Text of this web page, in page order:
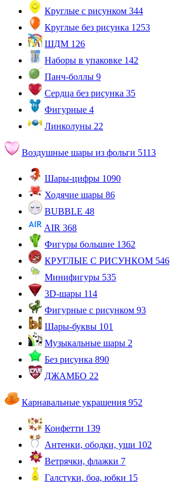
Круглые с рисунком 344
Круглые без рисунка 1253
ШДМ 126
Наборы в упаковке 142
Панч-боллы 9
Сердца без рисунка 35
Фигурные 4
Линколуны 22
Воздушные шары из фольги 5113
Шары-цифры 1090
Ходячие шары 86
BUBBLE 48
AIR 368
Фигуры большие 1362
КРУГЛЫЕ С РИСУНКОМ 546
Минифигуры 535
3D-шары 114
Фигурные с рисунком 93
Шары-буквы 101
Музыкальные шары 2
Без рисунка 890
ДЖАМБО 22
Карнавальные украшения 952
Конфетти 139
Антенки, ободки, уши 102
Ветрячки, флажки 7
Галстуки, боа, юбки 15